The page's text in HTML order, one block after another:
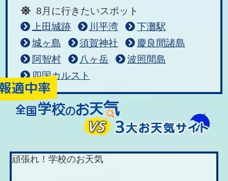
8月に行きたいスポット
上田城跡
川平湾
下灘駅
城ヶ島
須賀神社
慶良間諸島
阿智村
八ヶ岳
波照間島
四国カルスト
頑張れ！学校のお天気